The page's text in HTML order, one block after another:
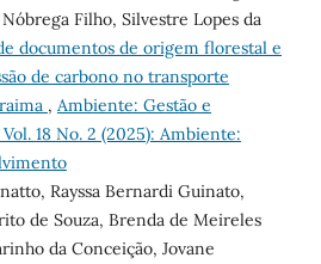
Filho, Silvestre Lopes da
documentos de origem florestal e
de carbono no transporte
, Ambiente: Gestão e
18 No. 2 (2025): Ambiente:
Rayssa Bernardi Guinato,
de Souza, Brenda de Meireles
da Conceição, Jovane